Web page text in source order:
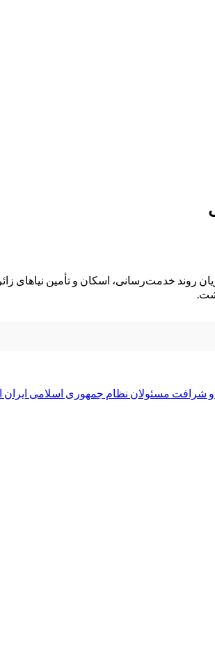
خدمت‌رسانی، اسکان و تأمین نیاهای
و شرافت مسئولان نظام جمهوری اسلامی